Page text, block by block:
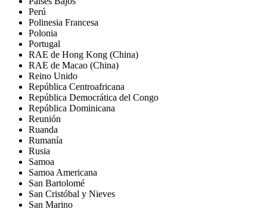
Perú
Polinesia Francesa
Polonia
Portugal
RAE de Hong Kong (China)
RAE de Macao (China)
Reino Unido
República Centroafricana
República Democrática del Congo
República Dominicana
Reunión
Ruanda
Rumanía
Rusia
Samoa
Samoa Americana
San Bartolomé
San Cristóbal y Nieves
San Marino